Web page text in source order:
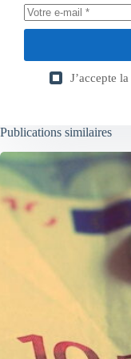
J’accepte la
Publications similaires